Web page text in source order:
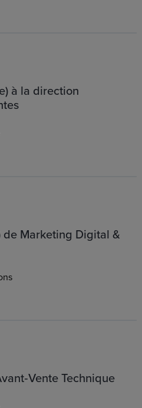
à la direction
de Marketing Digital &
Technique